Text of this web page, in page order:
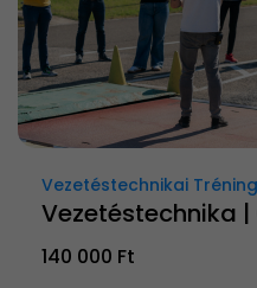
Vezetéstechnikai
Vezetéstechnika
140 000 Ft